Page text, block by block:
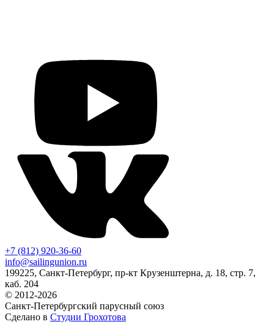
+7 (812) 920-36-60
info@sailingunion.ru
199225, Санкт-Петербург, пр-кт Крузенштерна, д. 18, стр. 7,
каб. 204
© 2012-2026
Санкт-Петербургский парусный союз
Сделано в Студии Грохотова